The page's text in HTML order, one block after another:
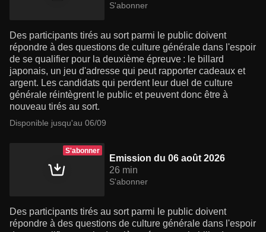
S'abonner
Des participants tirés au sort parmi le public doivent
répondre à des questions de culture générale dans l'espoir
de se qualifier pour la deuxième épreuve : le billard
japonais, un jeu d'adresse qui peut rapporter cadeaux et
argent. Les candidats qui perdent leur duel de culture
générale réintègrent le public et peuvent donc être à
nouveau tirés au sort.
Disponible jusqu'au 06/09
S'abonner
Emission du 06 août 2026
26 min
S'abonner
Des participants tirés au sort parmi le public doivent
répondre à des questions de culture générale dans l'espoir